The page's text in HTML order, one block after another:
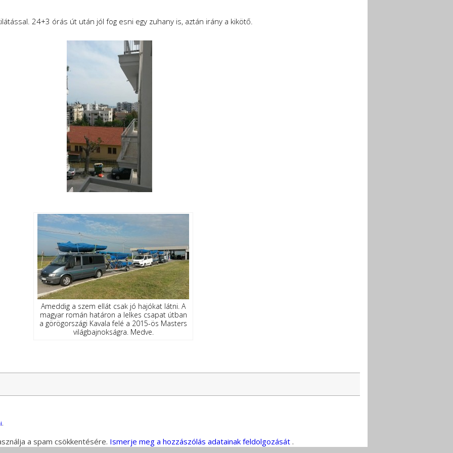
24+3 órás út után jól fog esni egy zuhany is, aztán irány a kikötő.
Ameddig a szem ellát csak jó hajókat látni. A
magyar román határon a lelkes csapat útban
a görögországi Kavala felé a 2015-ös Masters
világbajnokságra. Medve.
.
a spam csökkentésére. Ismerje meg a hozzászólás adatainak feldolgozását.